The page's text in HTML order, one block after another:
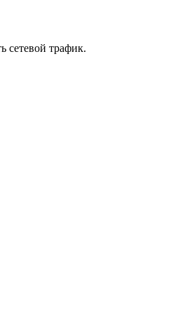
сетевой трафик.